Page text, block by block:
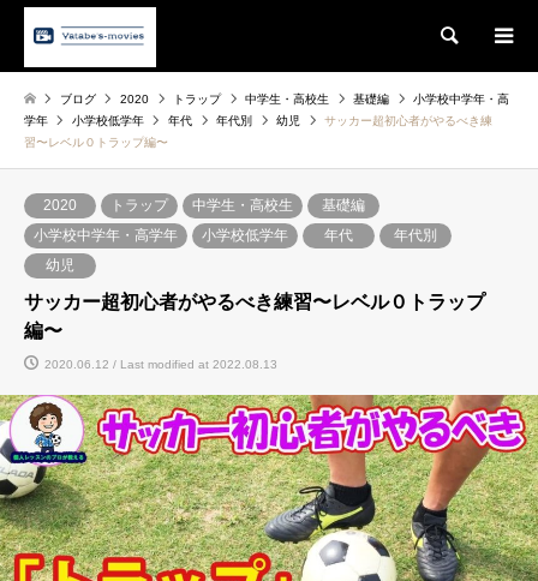
Search
ブログ 2020 トラップ 中学生・高校生 基礎編
小学校中学年・高
学年
小学校低学年 年代 年代別 幼児
サッカー超初心者がやるべき練
習〜レベル０トラップ編〜
2020 トラップ 中学生・高校生
基礎編
小学校中学年・高学年
小学校低学年 年代
年代別
幼児
サッカー超初心者がやるべき練習〜レベル０トラップ
編〜
2020.06.12 / Last modified at 2022.08.13